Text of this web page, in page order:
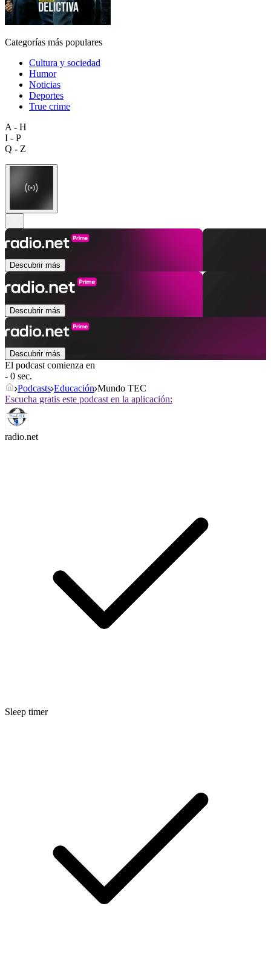
Categorías más populares
Cultura y sociedad
Humor
Noticias
Deportes
True crime
A - H
I - P
Q - Z
Descubrir más
Descubrir más
Descubrir más
El podcast comienza en
- 0 sec.
Podcasts Educación Mundo TEC
Escucha gratis este podcast en la aplicación:
radio.net
Sleep timer